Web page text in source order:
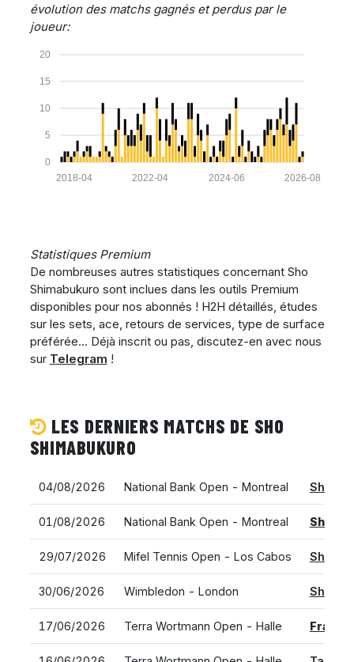
évolution des matchs gagnés et perdus par le
joueur:
0
5
10
15
20
2026-08
2024-06
2022-04
2018-04
Statistiques Premium
De nombreuses autres statistiques concernant Sho
Shimabukuro sont inclues dans les outils Premium
disponibles pour nos abonnés ! H2H détaillés, études
sur les sets, ace, retours de services, type de surface
préférée... Déjà inscrit ou pas, discutez-en avec nous
sur Telegram !
LES DERNIERS MATCHS DE SHO
SHIMABUKURO
04/08/2026 National Bank Open - Montreal Sho
01/08/2026 National Bank Open - Montreal Sho
29/07/2026 Mifel Tennis Open - Los Cabos Sho
30/06/2026 Wimbledon - London Sho
17/06/2026 Terra Wortmann Open - Halle